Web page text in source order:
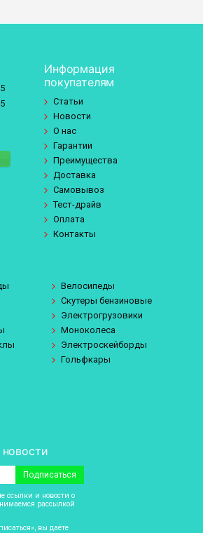
Информация
покупателям
Статьи
Новости
О нас
Гарантии
Преимущества
Доставка
Самовывоз
Тест-драйв
Оплата
Контакты
Велосипеды
Скутеры бензиновые
Электрогрузовики
Моноколеса
Электроскейборды
Гольфкары
Подписаться
ссылки и новости о
рассылкой
вы даёте